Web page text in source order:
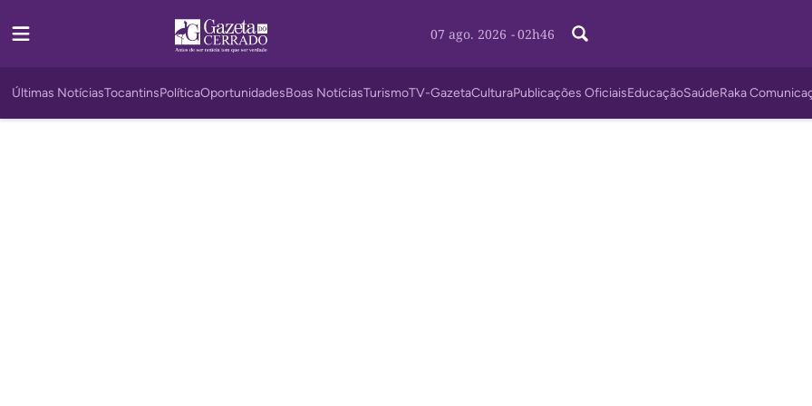
07 ago. 2026 - 02h46
Últimas NotíciasTocantinsPolíticaOportunidadesBoas NotíciasTurismoTV-GazetaCulturaPublicações OficiaisEducaçãoSaúdeRaka